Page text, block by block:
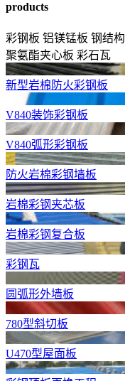
products
彩钢板 铝镁锰板 钢结构
聚氨酯夹心板 彩石瓦
新型岩棉防火彩钢板
V840装饰彩钢板
V840弧形彩钢板
防火岩棉彩钢墙板
岩棉彩钢夹芯板
岩棉彩钢复合板
彩钢瓦
圆弧形外墙板
780型斜切板
U470型屋面板